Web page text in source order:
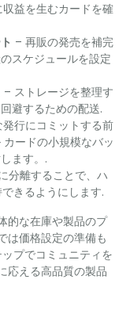
益を生むカードを確
– 再販の発売を補完
スケジュールを設定
– ストレージを整理す
避するための配送.
行にコミットする前
ードの小規模なバッ
ます。.
分離することで、ハ
きるようにします.
的な在庫や製品のプ
は価格設定の準備も
プでコミュニティを
応える高品質の製品